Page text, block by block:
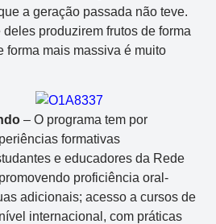
a geração passada não teve.
produzirem frutos de forma
forma mais massiva é muito
– O programa tem por
formativas
e educadores da Rede
proficiência oral-
adicionais; acesso a cursos de
internacional, com práticas